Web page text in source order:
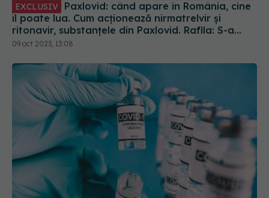
EXCLUSIV
îl poate lua. Cum acționează nirmatrelvir și
ritonavir, substanțele din Paxlovid. Rafila: S-a
semnat contractul. Va fi disponibil la
09 oct 2023, 13:08